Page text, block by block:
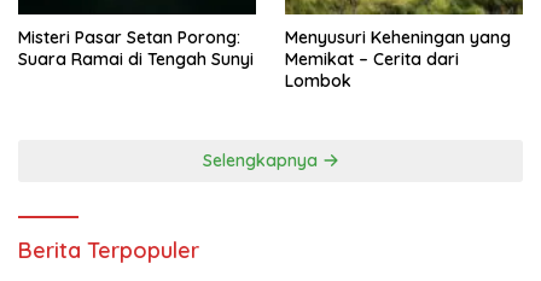
Misteri Pasar Setan Porong:
Suara Ramai di Tengah Sunyi
Menyusuri Keheningan yang
Memikat – Cerita dari
Lombok
Selengkapnya
Berita Terpopuler